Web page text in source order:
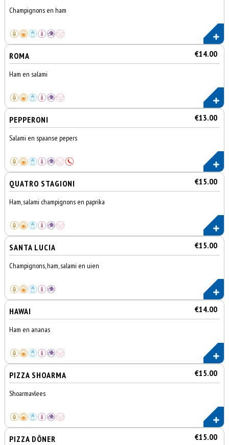
Champignons en ham
ROMA €14.00
Ham en salami
PEPPERONI €13.00
Salami en spaanse pepers
QUATRO STAGIONI €15.00
Ham, salami champignons en paprika
SANTA LUCIA €15.00
Champignons, ham, salami en uien
HAWAI €14.00
Ham en ananas
PIZZA SHOARMA €15.00
Shoarmavlees
PIZZA DÖNER €15.00